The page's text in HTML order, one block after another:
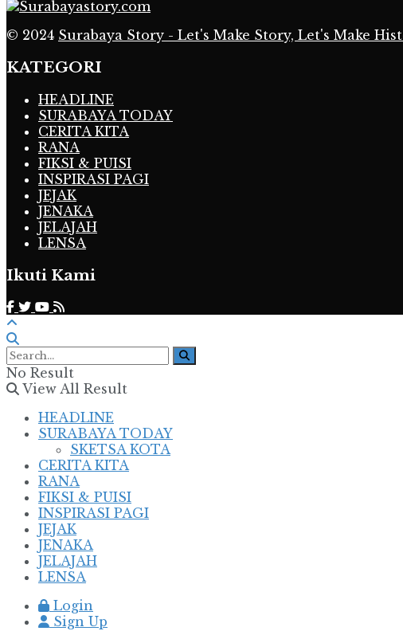
© 2024 Surabaya Story - Let's Make Story, Let's Make
KATEGORI
HEADLINE
SURABAYA TODAY
CERITA KITA
RANA
FIKSI & PUISI
INSPIRASI PAGI
JEJAK
JENAKA
JELAJAH
LENSA
Ikuti Kami
No Result
View All Result
HEADLINE
SURABAYA TODAY
SKETSA KOTA
CERITA KITA
RANA
FIKSI & PUISI
INSPIRASI PAGI
JEJAK
JENAKA
JELAJAH
LENSA
Login
Sign Up